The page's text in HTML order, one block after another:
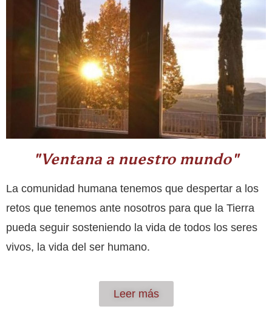
"Ventana a nuestro mundo"
La comunidad humana tenemos que despertar a los
retos que tenemos ante nosotros para que la Tierra
pueda seguir sosteniendo la vida de todos los seres
vivos, la vida del ser humano.
Leer más